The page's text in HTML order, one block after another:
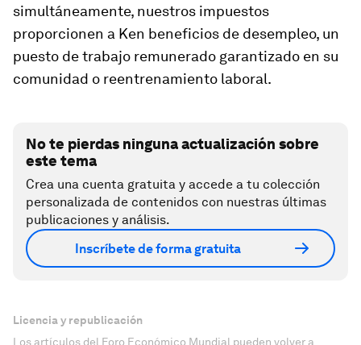
simultáneamente, nuestros impuestos
proporcionen a Ken beneficios de desempleo, un
puesto de trabajo remunerado garantizado en su
comunidad o reentrenamiento laboral.
No te pierdas ninguna actualización sobre
este tema
Crea una cuenta gratuita y accede a tu colección
personalizada de contenidos con nuestras últimas
publicaciones y análisis.
Inscríbete de forma gratuita
Licencia y republicación
Los artículos del Foro Económico Mundial pueden volver a